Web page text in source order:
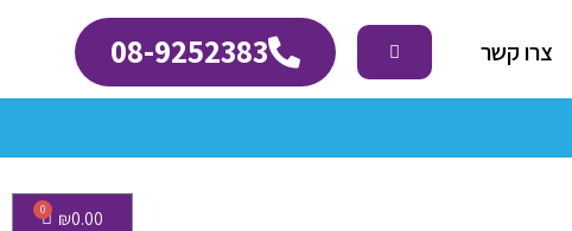
צרו קשר 08-9252383
₪0.00